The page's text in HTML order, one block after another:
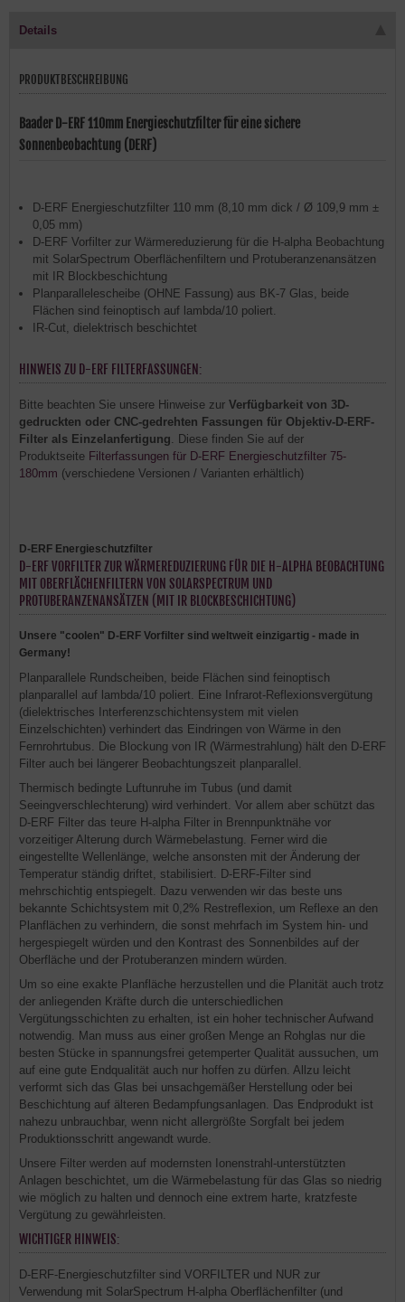
Details
PRODUKTBESCHREIBUNG
Baader D-ERF 110mm Energieschutzfilter für eine sichere
Sonnenbeobachtung (DERF)
D-ERF Energieschutzfilter 110 mm (8,10 mm dick / Ø 109,9 mm ±
0,05 mm)
D-ERF Vorfilter zur Wärmereduzierung für die H-alpha Beobachtung
mit SolarSpectrum Oberflächenfiltern und Protuberanzenansätzen
mit IR Blockbeschichtung
Planparallelescheibe (OHNE Fassung) aus BK-7 Glas, beide
Flächen sind feinoptisch auf lambda/10 poliert.
IR-Cut, dielektrisch beschichtet
HINWEIS ZU D-ERF FILTERFASSUNGEN:
Bitte beachten Sie unsere Hinweise zur Verfügbarkeit von 3D-
gedruckten oder CNC-gedrehten Fassungen für Objektiv-D-ERF-
Filter als Einzelanfertigung. Diese finden Sie auf der
Produktseite Filterfassungen für D-ERF Energieschutzfilter 75-
180mm (verschiedene Versionen / Varianten erhältlich)
D-ERF Energieschutzfilter
D-ERF VORFILTER ZUR WÄRMEREDUZIERUNG FÜR DIE H-ALPHA BEOBACHTUNG
MIT OBERFLÄCHENFILTERN VON SOLARSPECTRUM UND
PROTUBERANZENANSÄTZEN (MIT IR BLOCKBESCHICHTUNG)
Unsere "coolen" D-ERF Vorfilter sind weltweit einzigartig - made in
Germany!
Planparallele Rundscheiben, beide Flächen sind feinoptisch
planparallel auf lambda/10 poliert. Eine Infrarot-Reflexionsvergütung
(dielektrisches Interferenzschichtensystem mit vielen
Einzelschichten) verhindert das Eindringen von Wärme in den
Fernrohrtubus. Die Blockung von IR (Wärmestrahlung) hält den D-ERF
Filter auch bei längerer Beobachtungszeit planparallel.
Thermisch bedingte Luftunruhe im Tubus (und damit
Seeingverschlechterung) wird verhindert. Vor allem aber schützt das
D-ERF Filter das teure H-alpha Filter in Brennpunktnähe vor
vorzeitiger Alterung durch Wärmebelastung. Ferner wird die
eingestellte Wellenlänge, welche ansonsten mit der Änderung der
Temperatur ständig driftet, stabilisiert. D-ERF-Filter sind
mehrschichtig entspiegelt. Dazu verwenden wir das beste uns
bekannte Schichtsystem mit 0,2% Restreflexion, um Reflexe an den
Planflächen zu verhindern, die sonst mehrfach im System hin- und
hergespiegelt würden und den Kontrast des Sonnenbildes auf der
Oberfläche und der Protuberanzen mindern würden.
Um so eine exakte Planfläche herzustellen und die Planität auch trotz
der anliegenden Kräfte durch die unterschiedlichen
Vergütungsschichten zu erhalten, ist ein hoher technischer Aufwand
notwendig. Man muss aus einer großen Menge an Rohglas nur die
besten Stücke in spannungsfrei getemperter Qualität aussuchen, um
auf eine gute Endqualität auch nur hoffen zu dürfen. Allzu leicht
verformt sich das Glas bei unsachgemäßer Herstellung oder bei
Beschichtung auf älteren Bedampfungsanlagen. Das Endprodukt ist
nahezu unbrauchbar, wenn nicht allergrößte Sorgfalt bei jedem
Produktionsschritt angewandt wurde.
Unsere Filter werden auf modernsten Ionenstrahl-unterstützten
Anlagen beschichtet, um die Wärmebelastung für das Glas so niedrig
wie möglich zu halten und dennoch eine extrem harte, kratzfeste
Vergütung zu gewährleisten.
WICHTIGER HINWEIS:
D-ERF-Energieschutzfilter sind VORFILTER und NUR zur
Verwendung mit SolarSpectrum H-alpha Oberflächenfilter (und